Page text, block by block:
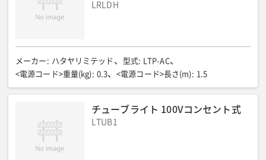
LRLDH
メーカー : ハタヤリミテッド 型式: LTP-AC
<電源コード>重量(kg): 0.3 <電源コード>長さ(m): 1.5
チューブライト 100Vコンセント式
LTUB1